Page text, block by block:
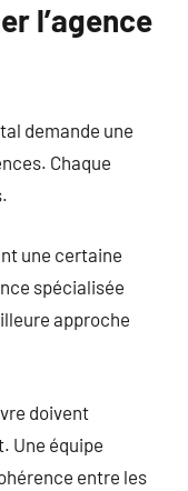
l’agence
demande une
Chaque
une certaine
spécialisée
approche
doivent
Une équipe
entre les